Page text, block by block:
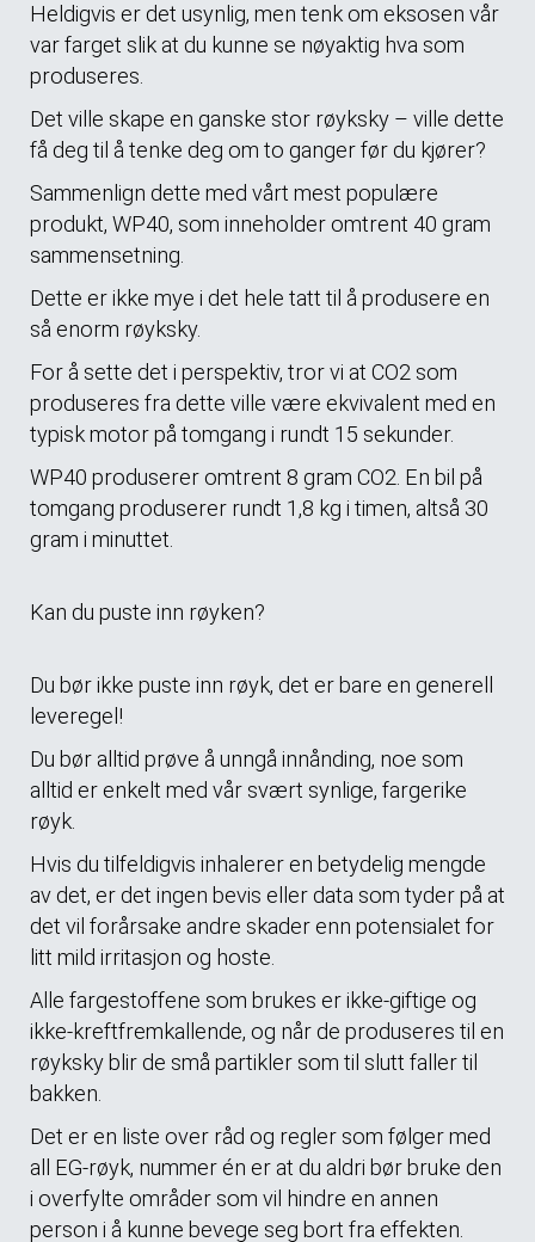
Heldigvis er det usynlig, men tenk om eksosen vår
var farget slik at du kunne se nøyaktig hva som
produseres.
Det ville skape en ganske stor røyksky – ville dette
få deg til å tenke deg om to ganger før du kjører?
Sammenlign dette med vårt mest populære
produkt, WP40, som inneholder omtrent 40 gram
sammensetning.
Dette er ikke mye i det hele tatt til å produsere en
så enorm røyksky.
For å sette det i perspektiv, tror vi at CO2 som
produseres fra dette ville være ekvivalent med en
typisk motor på tomgang i rundt 15 sekunder.
WP40 produserer omtrent 8 gram CO2. En bil på
tomgang produserer rundt 1,8 kg i timen, altså 30
gram i minuttet.
Kan du puste inn røyken?
Du bør ikke puste inn røyk, det er bare en generell
leveregel!
Du bør alltid prøve å unngå innånding, noe som
alltid er enkelt med vår svært synlige, fargerike
røyk.
Hvis du tilfeldigvis inhalerer en betydelig mengde
av det, er det ingen bevis eller data som tyder på at
det vil forårsake andre skader enn potensialet for
litt mild irritasjon og hoste.
Alle fargestoffene som brukes er ikke-giftige og
ikke-kreftfremkallende, og når de produseres til en
røyksky blir de små partikler som til slutt faller til
bakken.
Det er en liste over råd og regler som følger med
all EG-røyk, nummer én er at du aldri bør bruke den
i overfylte områder som vil hindre en annen
person i å kunne bevege seg bort fra effekten.